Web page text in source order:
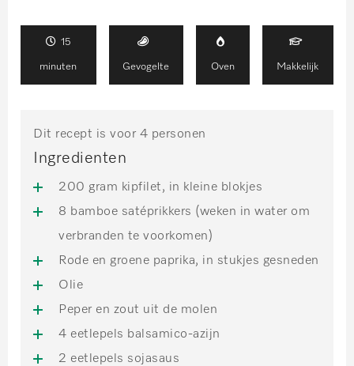
15
minuten Gevogelte Oven Makkelijk
Dit recept is voor 4 personen
Ingredienten
200 gram kipfilet, in kleine blokjes
8 bamboe satéprikkers (weken in water om
verbranden te voorkomen)
Rode en groene paprika, in stukjes gesneden
Olie
Peper en zout uit de molen
4 eetlepels balsamico-azijn
2 eetlepels sojasaus